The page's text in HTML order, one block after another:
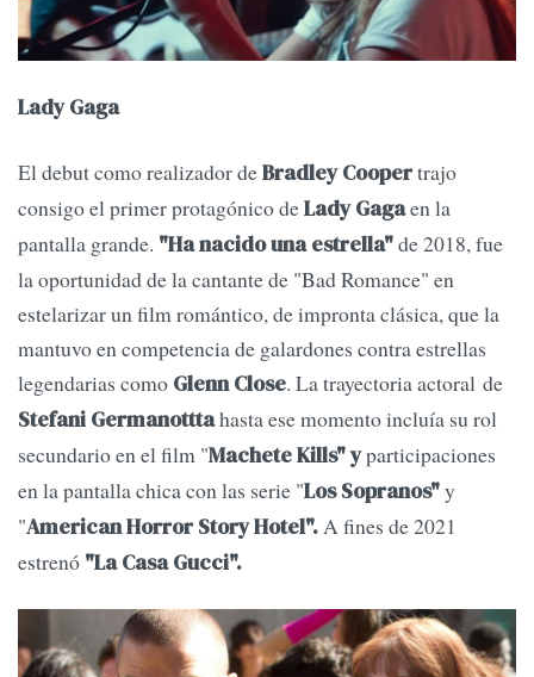
Lady Gaga
El debut como realizador deBradley Coopertrajo
consigo el primer protagónico deLady Gagaen la
pantalla grande. "Ha nacido una estrella"de 2018, fue
la oportunidad de la cantante de "Bad Romance" en
estelarizar un film romántico, de impronta clásica, que la
mantuvo en competencia de galardones contra estrellas
legendarias como Glenn Close. La trayectoria actoral de
Stefani Germanotttahasta ese momento incluía su rol
secundario en el film "Machete Kills" yparticipaciones
en la pantalla chica con las serie "Los Sopranos"y
"American Horror Story Hotel".A fines de 2021
estrenó "La Casa Gucci".